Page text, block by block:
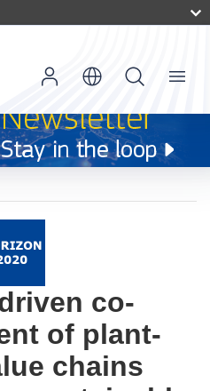
Menu
co-
of plant-
chains